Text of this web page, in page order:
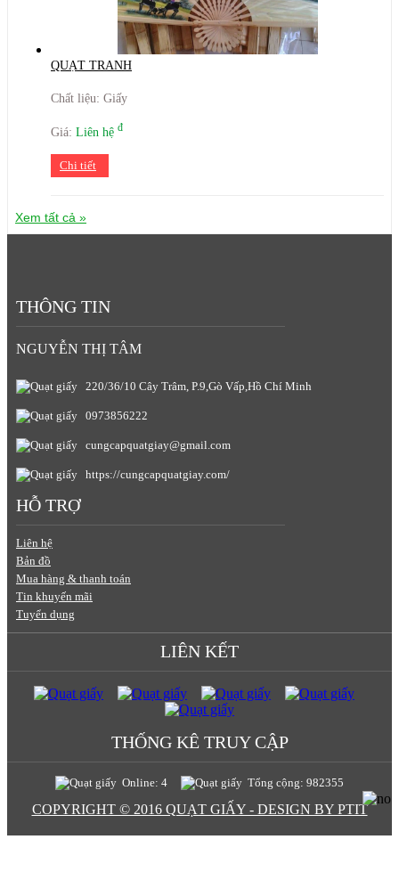
QUẠT TRANH
Chất liệu: Giấy
Giá: Liên hệ đ
Chi tiết
Xem tất cả »
THÔNG TIN
NGUYỄN THỊ TÂM
220/36/10 Cây Trâm, P.9,Gò Vấp,Hồ Chí Minh
0973856222
cungcapquatgiay@gmail.com
https://cungcapquatgiay.com/
HỖ TRỢ
Liên hệ
Bản đồ
Mua hàng & thanh toán
Tin khuyến mãi
Tuyển dụng
LIÊN KẾT
THỐNG KÊ TRUY CẬP
Online: 4 Tổng cộng: 982355
COPYRIGHT © 2016 QUẠT GIẤY - DESIGN BY PTIT